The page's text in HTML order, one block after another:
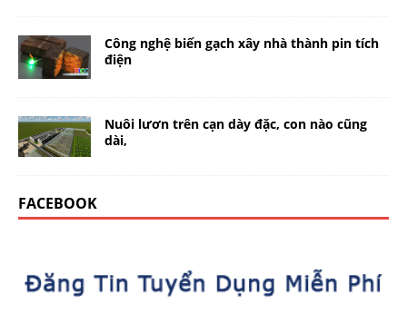
Công nghệ biến gạch xây nhà thành pin tích
điện
Nuôi lươn trên cạn dày đặc, con nào cũng
dài,
FACEBOOK